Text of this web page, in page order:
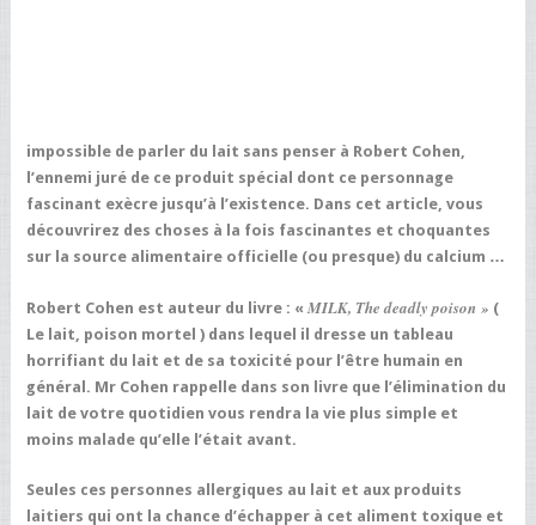
impossible de parler du lait sans penser à Robert Cohen,
l’ennemi juré de ce produit spécial dont ce personnage
fascinant exècre jusqu’à l’existence. Dans cet article, vous
découvrirez des choses à la fois fascinantes et choquantes
sur la source alimentaire officielle (ou presque) du calcium …
Robert Cohen est auteur du livre : « MILK, The deadly poison » (
Le lait, poison mortel ) dans lequel il dresse un tableau
horrifiant du lait et de sa toxicité pour l’être humain en
général. Mr Cohen rappelle dans son livre que l’élimination du
lait de votre quotidien vous rendra la vie plus simple et
moins malade qu’elle l’était avant.
Seules ces personnes allergiques au lait et aux produits
laitiers qui ont la chance d’échapper à cet aliment toxique et